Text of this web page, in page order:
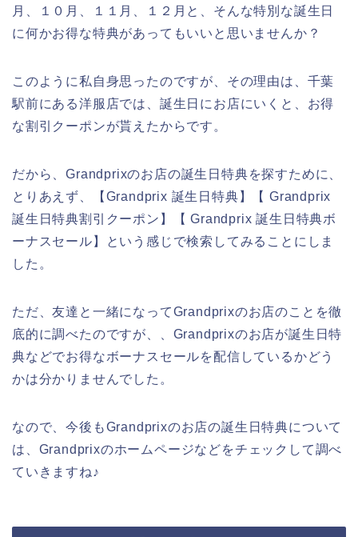
月、１０月、１１月、１２月と、そんな特別な誕生日
に何かお得な特典があってもいいと思いませんか？
このように私自身思ったのですが、その理由は、千葉
駅前にある洋服店では、誕生日にお店にいくと、お得
な割引クーポンが貰えたからです。
だから、Grandprixのお店の誕生日特典を探すために、
とりあえず、【Grandprix 誕生日特典】【 Grandprix
誕生日特典割引クーポン】【 Grandprix 誕生日特典ボ
ーナスセール】という感じで検索してみることにしま
した。
ただ、友達と一緒になってGrandprixのお店のことを徹
底的に調べたのですが、、Grandprixのお店が誕生日特
典などでお得なボーナスセールを配信しているかどう
かは分かりませんでした。
なので、今後もGrandprixのお店の誕生日特典について
は、Grandprixのホームページなどをチェックして調べ
ていきますね♪